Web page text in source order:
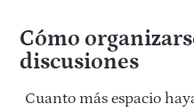
Cómo
discusiones
Cuanto más espacio